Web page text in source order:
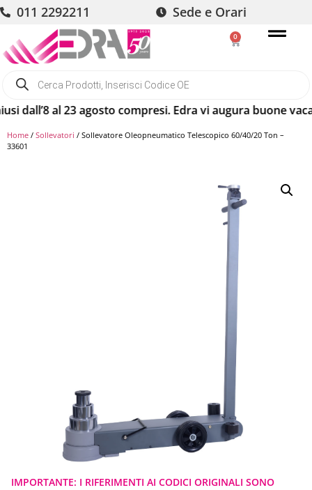
011 2292211 Sede e Orari
0
al 23 agosto compresi. Edra vi augura buone
Home / Sollevatori / Sollevatore Oleopneumatico Telescopico 60/40/20 Ton –
33601
IMPORTANTE: I RIFERIMENTI AI CODICI ORIGINALI SONO